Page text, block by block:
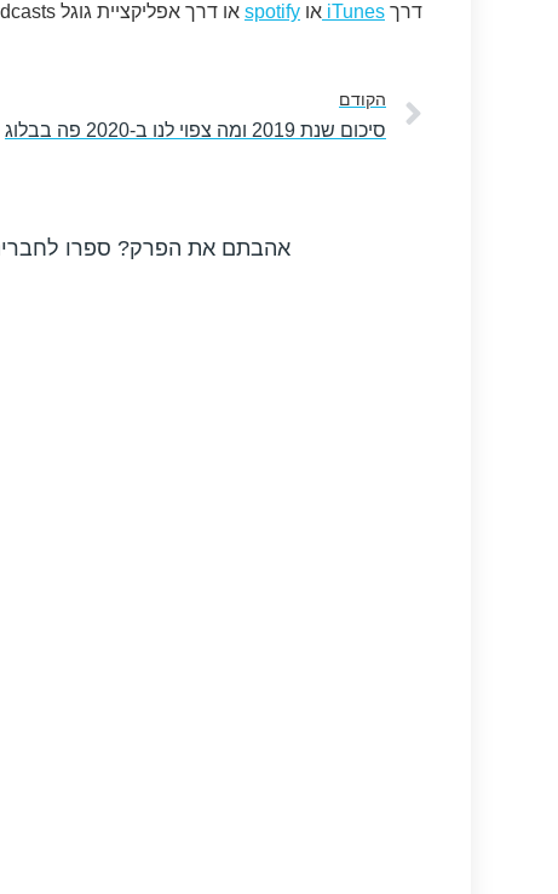
דרך iTunes או spotify או דרך אפליקציית גוגל podcasts.
הקודם
סיכום שנת 2019 ומה צפוי לנו ב-2020 פה בבלוג
אהבתם את הפרק? ספרו